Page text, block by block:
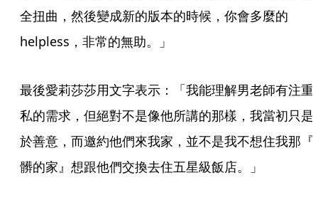
全扭曲，然後變成新的版本的時候，你會多麼的
helpless，非常的無助。」
最後愛莉莎莎用文字表示：「我能理解男老師有注重
私的需求，但絕對不是像他所講的那樣，我當初只是
於善意，而邀約他們來我家，並不是我不想住我那『
髒的家』想跟他們交換去住五星級飯店。」